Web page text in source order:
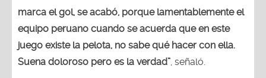
marca el gol, se acabó, porque lamentablemente el
equipo peruano cuando se acuerda que en este
juego existe la pelota, no sabe qué hacer con ella.
Suena doloroso pero es la verdad”, señaló.